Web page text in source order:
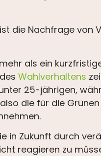
die Nachfrage von
als ein
Wahlverhaltens
25-jährigen,
die für die
in Zukunft durch
reagieren zu